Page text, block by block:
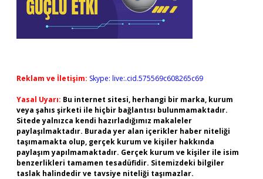
Reklam ve İletişim: Skype: live:.cid.575569c608265c69
Yasal Uyarı: Bu internet sitesi, herhangi bir marka, kurum
veya şahıs şirketi ile hiçbir bağlantısı bulunmamaktadır.
Sitede yalnızca kendi hazırladığımız makaleler
paylaşılmaktadır. Burada yer alan içerikler haber niteliği
taşımamakta olup, gerçek kurum ve kişiler hakkında
paylaşım yapılmamaktadır. Gerçek kurum ve kişiler ile isim
benzerlikleri tamamen tesadüfidir. Sitemizdeki bilgiler
taslak halindedir ve tavsiye niteliği taşımazlar.